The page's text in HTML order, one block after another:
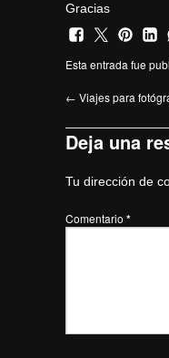
Gracias
Esta entrada fue
← Viajes para
Deja una
Tu dirección de
Comentario *